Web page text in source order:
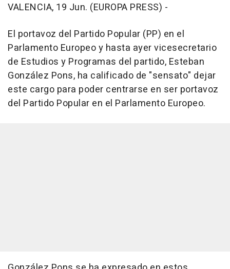
VALENCIA, 19 Jun. (EUROPA PRESS) -
El portavoz del Partido Popular (PP) en el
Parlamento Europeo y hasta ayer vicesecretario
de Estudios y Programas del partido, Esteban
González Pons, ha calificado de "sensato" dejar
este cargo para poder centrarse en ser portavoz
del Partido Popular en el Parlamento Europeo.